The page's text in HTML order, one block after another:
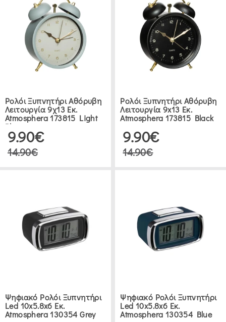
Ρολόι Ξυπνητήρι Αθόρυβη
Λειτουργία 9χ13 Εκ.
Atmosphera 173815 Light
Blue
9.90€
14.90€
Ρολόι Ξυπνητήρι Αθόρυβη
Λειτουργία 9x13 Εκ.
Atmosphera 173815 Black
9.90€
14.90€
Ψηφιακό Ρολόι Ξυπνητήρι
Led 10x5.8x6 Εκ.
Atmosphera 130354 Grey
Ψηφιακό Ρολόι Ξυπνητήρι
Led 10x5.8x6 Εκ.
Atmosphera 130354 Blue